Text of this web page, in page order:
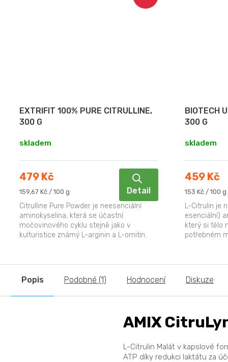
EXTRIFIT 100% PURE CITRULLINE,
300 G
skladem
479 Kč
Měrná
159,67 Kč / 100 g Detail
Citrulline Pure Powder je neesenciální
aminokyselina, která se účastní
močovinového cyklu stejně jako v
kulturistice známý L-arginin a L-ornitin.
BIOTECH
300 G
skladem
459 Kč
Měrná
153 Kč / 100 g
L-Citrulin je
esenciální)
který si tělo
potřebném
Popis Podobné (1) Hodnocení Diskuze
AMIX
L-Citrulin Malát v kapslové
ATP díky redukci laktátu za